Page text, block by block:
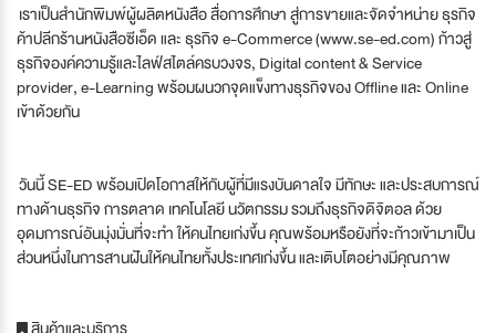
เราเป็นสำนักพิมพ์ผู้ผลิตหนังสือ สื่อการศึกษา สู่การขายและจัดจำหน่าย ธุรกิจ
ค้าปลีกร้านหนังสือซีเอ็ด และ ธุรกิจ e-Commerce (www.se-ed.com) ก้าวสู่
ธุรกิจองค์ความรู้และไลฟ์สไตล์ครบวงจร, Digital content & Service
provider, e-Learning พร้อมผนวกจุดแข็งทางธุรกิจของ Offline และ Online
เข้าด้วยกัน
วันนี้ SE-ED พร้อมเปิดโอกาสให้กับผู้ที่มีแรงบันดาลใจ มีทักษะ และประสบการณ์
ทางด้านธุรกิจ การตลาด เทคโนโลยี นวัตกรรม รวมถึงธุรกิจดิจิตอล ด้วย
อุดมการณ์อันมุ่งมั่นที่จะทำ ให้คนไทยเก่งขึ้น คุณพร้อมหรือยังที่จะก้าวเข้ามาเป็น
ส่วนหนึ่งในการสานฝันให้คนไทยทั้งประเทศเก่งขึ้น และเติบโตอย่างมีคุณภาพ